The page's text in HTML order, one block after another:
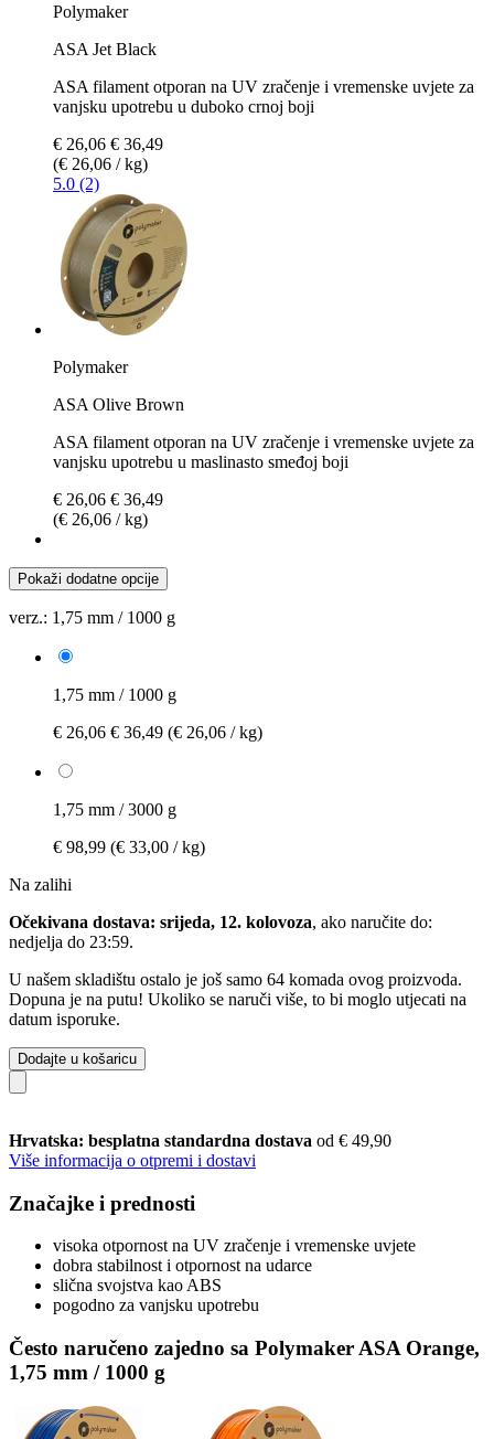
Polymaker
ASA Jet Black
ASA filament otporan na UV zračenje i vremenske uvjete za
vanjsku upotrebu u duboko crnoj boji
€ 26,06 € 36,49
(€ 26,06 / kg)
5.0 (2)
Polymaker
ASA Olive Brown
ASA filament otporan na UV zračenje i vremenske uvjete za
vanjsku upotrebu u maslinasto smeđoj boji
€ 26,06 € 36,49
(€ 26,06 / kg)
Pokaži dodatne opcije
verz.: 1,75 mm / 1000 g
1,75 mm / 1000 g
€ 26,06 € 36,49 (€ 26,06 / kg)
1,75 mm / 3000 g
€ 98,99 (€ 33,00 / kg)
Na zalihi
Očekivana dostava: srijeda, 12. kolovoza, ako naručite do:
nedjelja do 23:59.
U našem skladištu ostalo je još samo 64 komada ovog proizvoda.
Dopuna je na putu! Ukoliko se naruči više, to bi moglo utjecati na
datum isporuke.
Dodajte u košaricu
Hrvatska: besplatna standardna dostava od € 49,90
Više informacija o otpremi i dostavi
Značajke i prednosti
visoka otpornost na UV zračenje i vremenske uvjete
dobra stabilnost i otpornost na udarce
slična svojstva kao ABS
pogodno za vanjsku upotrebu
Često naručeno zajedno sa Polymaker ASA Orange,
1,75 mm / 1000 g